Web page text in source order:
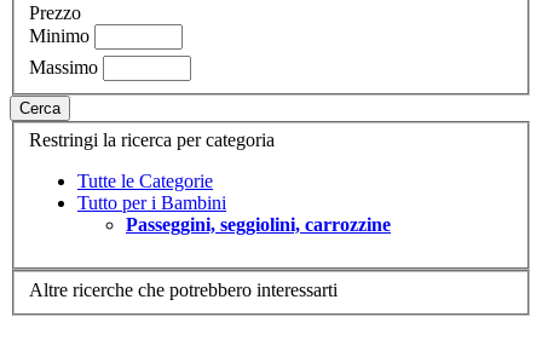
Prezzo
Minimo
Massimo
Cerca
Restringi la ricerca per categoria
Tutte le Categorie
Tutto per i Bambini
Passeggini, seggiolini, carrozzine
Altre ricerche che potrebbero interessarti